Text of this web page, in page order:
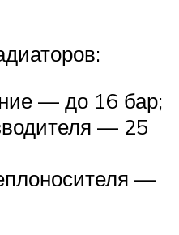
— до 16 бар;
— 25
—